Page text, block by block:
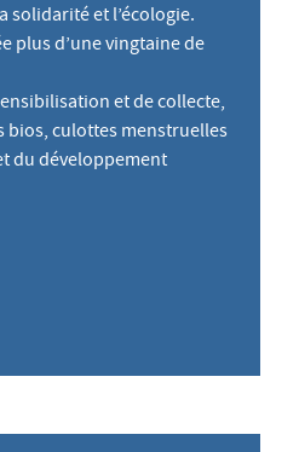
solidarité et l’écologie.
plus d’une vingtaine de
et de collecte,
bios, culottes menstruelles
du développement